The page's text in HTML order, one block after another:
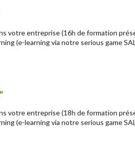
votre entreprise (16h de formation
(e-learning via notre serious game
votre entreprise (18h de formation
(e-learning via notre serious game